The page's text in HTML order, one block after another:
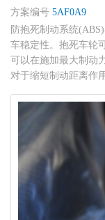
方案编号 5AF0A9
防抱死制动系统
车稳定性。抱死车轮
可以在施加最大制动
对于缩短制动距离作